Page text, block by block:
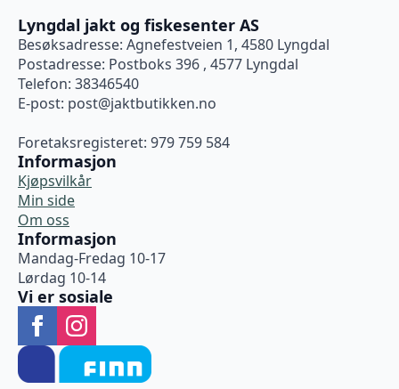
Lyngdal jakt og fiskesenter AS
Besøksadresse: Agnefestveien 1, 4580 Lyngdal
Postadresse: Postboks 396 , 4577 Lyngdal
Telefon: 38346540
E-post: post@jaktbutikken.no
Foretaksregisteret: 979 759 584
Informasjon
Kjøpsvilkår
Min side
Om oss
Informasjon
Mandag-Fredag 10-17
Lørdag 10-14
Vi er sosiale